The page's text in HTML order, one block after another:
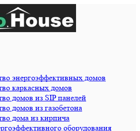
энергоэффективных домов
каркасных домов
домов из SIP панелей
домов из газобетона
дома из кирпича
оборудования